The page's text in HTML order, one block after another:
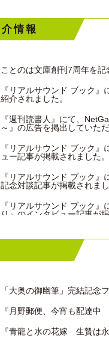
情報
ことのは文庫創刊7周年を記
『リアルサウンド ブック
紹介されました。
『週刊読書人』にて、
～』の広告を掲出していた
『リアルサウンド ブック
ュー記事が掲載されました。
『リアルサウンド ブック
記念対談記事が掲載されまし
『リアルサウンド ブック
り』のインタビュー記事が
していただきました。
全国47都道府県を代表する
『リアルサウンド ブック
中日新聞様の朝刊にて、『
『リアルサウンド ブック
「大奥の御幽筆」完結記念
『月野郵便、今宵も配達中
『青龍と水の花嫁 生贄は